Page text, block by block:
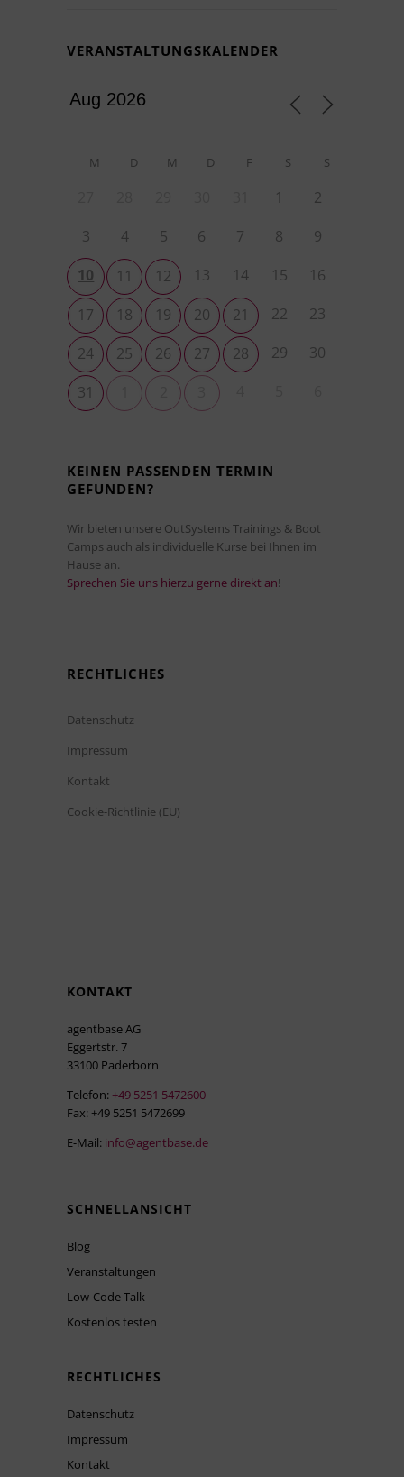
VERANSTALTUNGSKALENDER
M D M D F S S
1
2
3
4 5 6 7 8
9
10
11 12 13 14 15
16
17
18 19 20 21 22
23
24
25 26 27 28 29
30
31
KEINEN PASSENDEN TERMIN
GEFUNDEN?
Wir bieten unsere OutSystems Trainings & Boot
Camps auch als individuelle Kurse bei Ihnen im
Hause an.
Sprechen Sie uns hierzu gerne direkt an!
RECHTLICHES
Datenschutz
Impressum
Kontakt
Cookie-Richtlinie (EU)
KONTAKT
agentbase AG
Eggertstr. 7
33100 Paderborn
Telefon: +49 5251 5472600
Fax: +49 5251 5472699
E-Mail: info@agentbase.de
SCHNELLANSICHT
Blog
Veranstaltungen
Low-Code Talk
Kostenlos testen
RECHTLICHES
Datenschutz
Impressum
Kontakt